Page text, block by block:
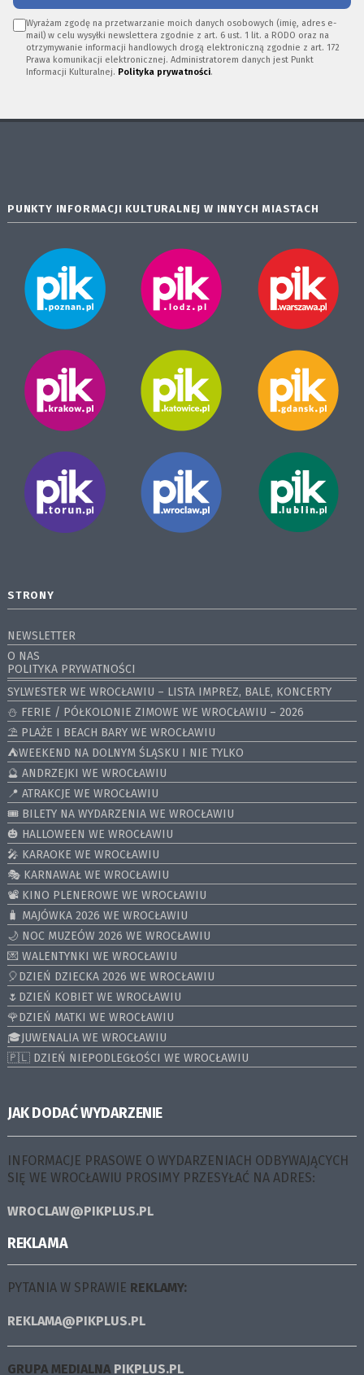
Wyrażam zgodę na przetwarzanie moich danych osobowych (imię, adres e-
mail) w celu wysyłki newslettera zgodnie z art. 6 ust. 1 lit. a RODO oraz na
otrzymywanie informacji handlowych drogą elektroniczną zgodnie z art. 172
Prawa komunikacji elektronicznej. Administratorem danych jest Punkt
Informacji Kulturalnej. Polityka prywatności.
PUNKTY INFORMACJI KULTURALNEJ W INNYCH MIASTACH
STRONY
NEWSLETTER
O NAS
POLITYKA PRYWATNOŚCI
SYLWESTER WE WROCŁAWIU – LISTA IMPREZ, BALE, KONCERTY
⛄️ FERIE / PÓŁKOLONIE ZIMOWE WE WROCŁAWIU – 2026
⛱️ PLAŻE I BEACH BARY WE WROCŁAWIU
⛺️WEEKEND NA DOLNYM ŚLĄSKU I NIE TYLKO
🔮 ANDRZEJKI WE WROCŁAWIU
📍 ATRAKCJE WE WROCŁAWIU
🎟️ BILETY NA WYDARZENIA WE WROCŁAWIU
🎃 HALLOWEEN WE WROCŁAWIU
🎤 KARAOKE WE WROCŁAWIU
🎭 KARNAWAŁ WE WROCŁAWIU
📽️ KINO PLENEROWE WE WROCŁAWIU
🧳 MAJÓWKA 2026 WE WROCŁAWIU
🌙 NOC MUZEÓW 2026 WE WROCŁAWIU
💌 WALENTYNKI WE WROCŁAWIU
🎈DZIEŃ DZIECKA 2026 WE WROCŁAWIU
🌷DZIEŃ KOBIET WE WROCŁAWIU
🌹DZIEŃ MATKI WE WROCŁAWIU
🎓JUWENALIA WE WROCŁAWIU
🇵🇱 DZIEŃ NIEPODLEGŁOŚCI WE WROCŁAWIU
JAK DODAĆ WYDARZENIE
INFORMACJE PRASOWE O WYDARZENIACH ODBYWAJĄCYCH
SIĘ WE WROCŁAWIU PROSIMY PRZESYŁAĆ NA ADRES:
WROCLAW@PIKPLUS.PL
REKLAMA
PYTANIA W SPRAWIE REKLAMY:
REKLAMA@PIKPLUS.PL
GRUPA MEDIALNA PIKPLUS.PL